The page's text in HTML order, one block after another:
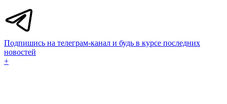
Подпишись на телеграм-канал и будь в курсе последних
новостей
+